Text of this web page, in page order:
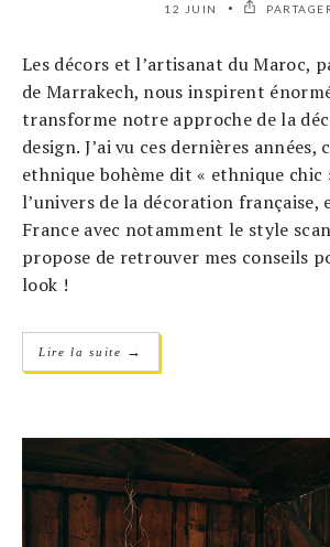
12 JUIN
Les décors et l’artisanat du Maroc,
de Marrakech, nous inspirent
transforme notre approche de la
design. J’ai vu ces dernières années,
ethnique bohème dit « ethnique chic
l’univers de la décoration française,
France avec notamment le style
propose de retrouver mes conseils
look !
Lire la suite →